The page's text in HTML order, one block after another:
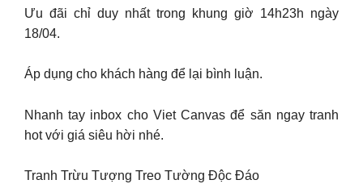
Ưu đãi chỉ duy nhất trong khung giờ 14h23h ngày
18/04.
Áp dụng cho khách hàng để lại bình luận.
Nhanh tay inbox cho Viet Canvas để săn ngay tranh
hot với giá siêu hời nhé.
Tranh Trừu Tượng Treo Tường Độc Đáo